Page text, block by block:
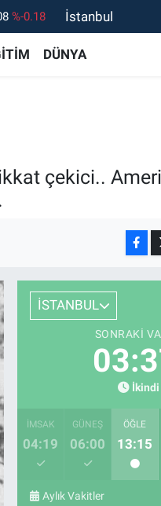
%0.18
%0.32
İstanbul
DÜNYA
çekici..
İSTANBUL
SONRAKI
İkindi
İMSAK
04:19
GÜNEŞ
06:00
ÖĞLE
13:15
Aylık Vakitler